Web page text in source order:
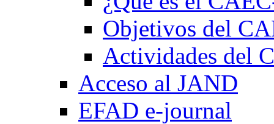
Objetivos del
Actividades del
Acceso al JAND
EFAD e-journal